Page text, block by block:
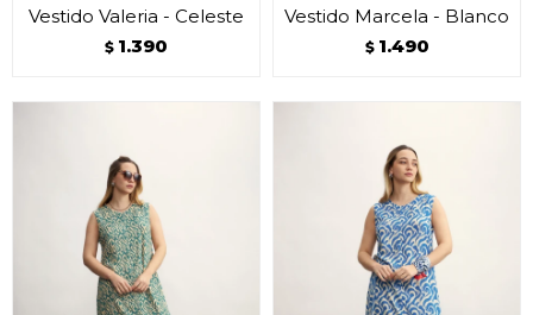
Vestido Valeria - Celeste
$ 1.390
Vestido Marcela - Blanco
$ 1.490